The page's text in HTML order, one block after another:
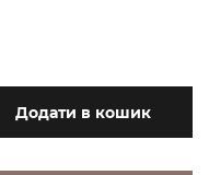
Додати в кошик